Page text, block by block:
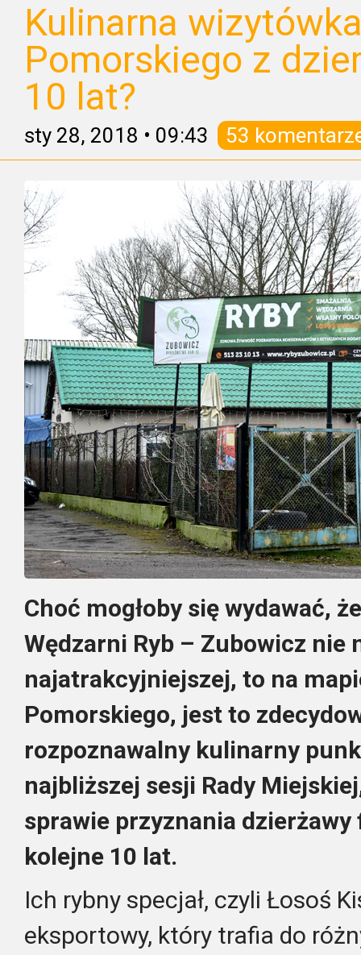
Kulinarna
Pomorskiego z
10 lat?
sty 28, 2018 • 09:43 53
Choć mogłoby się wydawać,
Wędzarni Ryb – Zubowicz nie
najatrakcyjniejszej, to na
Pomorskiego, jest to
rozpoznawalny kulinarny
najbliższej sesji Rady
sprawie przyznania
kolejne 10 lat.
Ich rybny specjał, czyli Łosoś
eksportowy, który trafia do